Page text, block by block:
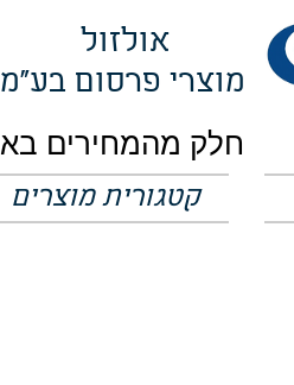
אולזול
מוצרי פרסום בע"מ
קטגורית מוצרים